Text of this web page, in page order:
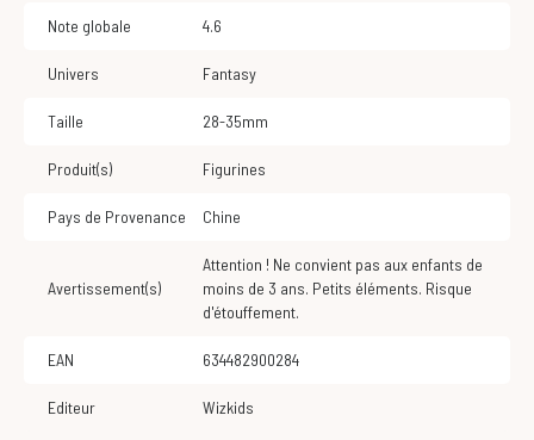
Note globale 4.6
Univers Fantasy
Taille 28-35mm
Produit(s) Figurines
Pays de Provenance Chine
Avertissement(s)
Attention ! Ne convient pas aux enfants de
moins de 3 ans. Petits éléments. Risque
d'étouffement.
EAN 634482900284
Editeur Wizkids